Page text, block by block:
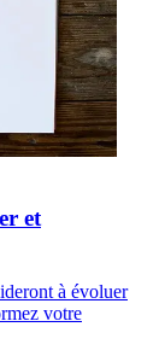
et
à évoluer
votre